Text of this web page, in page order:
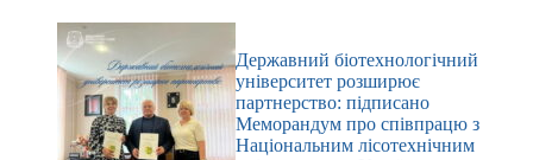
Державний біотехнологічний
університет розширює
партнерство: підписано
Меморандум про співпрацю з
Національним лісотехнічним